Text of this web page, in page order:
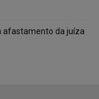
afastamento da juíza